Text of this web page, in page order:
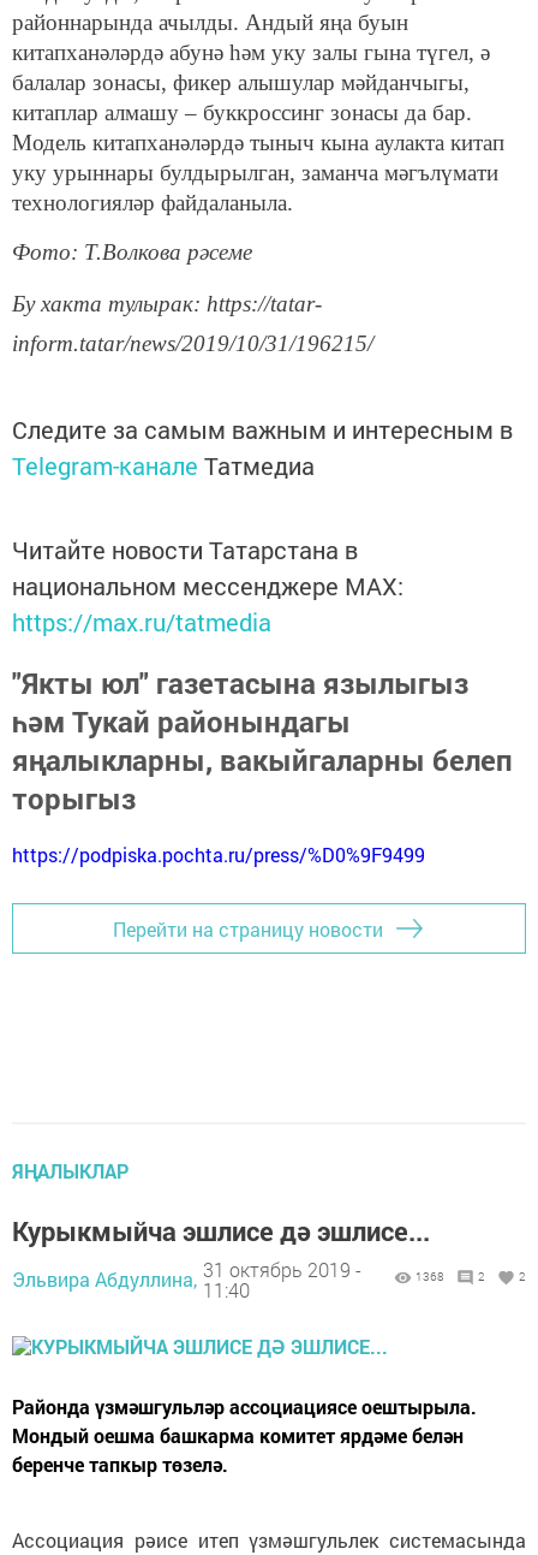
районнарында ачылды. Андый яңа буын
китапханәләрдә абунә һәм уку залы гына түгел, ә
балалар зонасы, фикер алышулар мәйданчыгы,
китаплар алмашу – буккроссинг зонасы да бар.
Модель китапханәләрдә тыныч кына аулакта китап
уку урыннары булдырылган, заманча мәгълүмати
технологияләр файдаланыла.
Фото: Т.Волкова рәсеме
Бу хакта тулырак: https://tatar-
inform.tatar/news/2019/10/31/196215/
Следите за самым важным и интересным в
Telegram-канале Татмедиа
Читайте новости Татарстана в
национальном мессенджере MАХ:
https://max.ru/tatmedia
"Якты юл" газетасына язылыгыз
һәм Тукай районындагы
яңалыкларны, вакыйгаларны белеп
торыгыз
https://podpiska.pochta.ru/press/%D0%9F9499
Перейти на страницу новости
ЯҢАЛЫКЛАР
Курыкмыйча эшлисе дә эшлисе...
Эльвира Абдуллина, 31 октябрь 2019 -
11:40
1368 2 2
Районда үзмәшгульләр ассоциациясе оештырыла.
Мондый оешма башкарма комитет ярдәме белән
беренче тапкыр төзелә.
Ассоциация рәисе итеп үзмәшгульлек системасында